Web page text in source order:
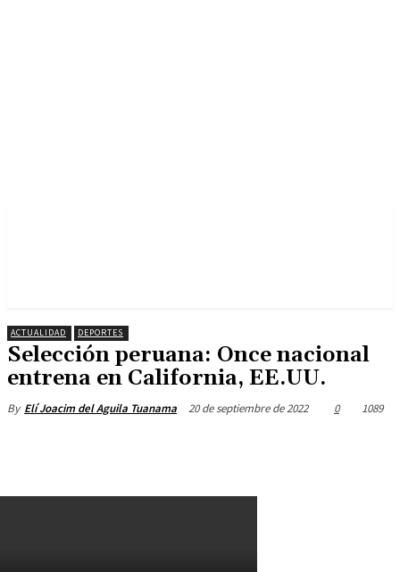
ACTUALIDAD DEPORTES
Selección peruana: Once nacional
entrena en California, EE.UU.
By Elí Joacim del Aguila Tuanama 20 de septiembre de 2022 0 1089